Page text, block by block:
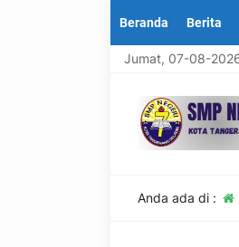
Beranda Berita
Jumat, 07-08-
Selamat Datang Di Website
Anda ada di :